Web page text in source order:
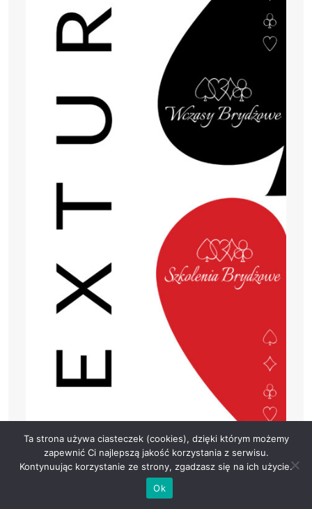
Ta strona używa ciasteczek (cookies), dzięki którym możemy
zapewnić Ci najlepszą jakość korzystania z serwisu.
Kontynuując korzystanie ze strony, zgadzasz się na ich użycie.
Ok